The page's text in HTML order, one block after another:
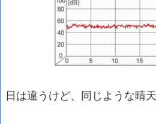
日は違うけど、同じような晴